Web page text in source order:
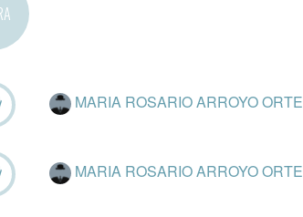
MARIA ROSARIO ARROYO
MARIA ROSARIO ARROYO